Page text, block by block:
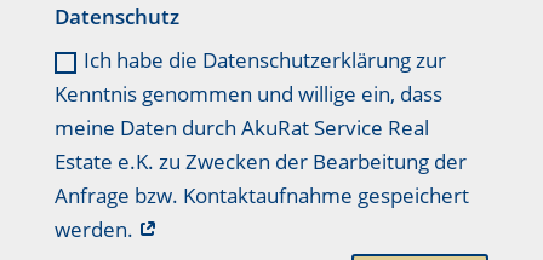
Datenschutz
Ich habe die Datenschutzerklärung zur
Kenntnis genommen und willige ein, dass
meine Daten durch AkuRat Service Real
Estate e.K. zu Zwecken der Bearbeitung der
Anfrage bzw. Kontaktaufnahme gespeichert
werden.